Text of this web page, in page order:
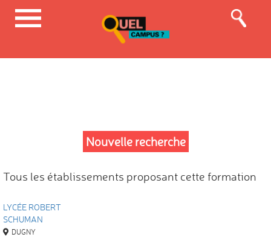
Nouvelle recherche
Tous les établissements proposant cette formation
LYCÉE ROBERT
SCHUMAN
DUGNY